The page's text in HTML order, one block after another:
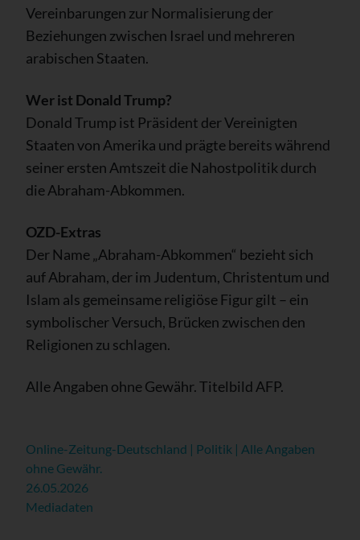
Vereinbarungen zur Normalisierung der
Beziehungen zwischen Israel und mehreren
arabischen Staaten.
Wer ist Donald Trump?
Donald Trump ist Präsident der Vereinigten
Staaten von Amerika und prägte bereits während
seiner ersten Amtszeit die Nahostpolitik durch
die Abraham-Abkommen.
OZD-Extras
Der Name „Abraham-Abkommen“ bezieht sich
auf Abraham, der im Judentum, Christentum und
Islam als gemeinsame religiöse Figur gilt – ein
symbolischer Versuch, Brücken zwischen den
Religionen zu schlagen.
Alle Angaben ohne Gewähr. Titelbild AFP.
Online-Zeitung-Deutschland | Politik | Alle Angaben
ohne Gewähr.
26.05.2026
Mediadaten